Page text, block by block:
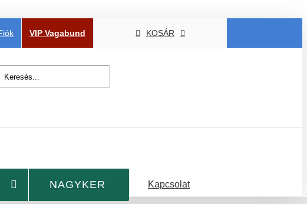
VIP Vagabund KOSÁR
NAGYKER Kapcsolat